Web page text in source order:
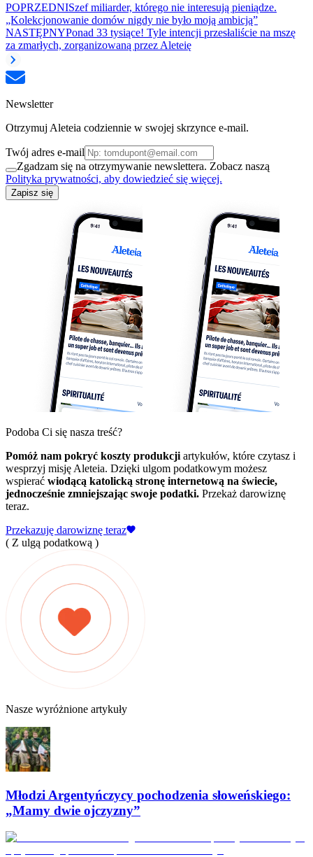
POPRZEDNISzef miliarder, którego nie interesują pieniądze.
„Kolekcjonowanie domów nigdy nie było moją ambicją”
NASTĘPNYPonad 33 tysiące! Tyle intencji przesłaliście na mszę
za zmarłych, zorganizowaną przez Aleteię
Newsletter
Otrzymuj Aleteia codziennie w swojej skrzynce e-mail.
Twój adres e-mail
Zgadzam się na otrzymywanie newslettera. Zobacz naszą
Polityka prywatności, aby dowiedzieć się więcej.
Zapisz się
Podoba Ci się nasza treść?
Pomóż nam pokryć koszty produkcji artykułów, które czytasz i
wesprzyj misję Aleteia. Dzięki ulgom podatkowym możesz
wspierać wiodącą katolicką stronę internetową na świecie,
jednocześnie zmniejszając swoje podatki. Przekaż darowiznę
teraz.
Przekazuję darowiznę teraz
( Z ulgą podatkową )
Nasze wyróżnione artykuły
Młodzi Argentyńczycy pochodzenia słoweńskiego:
„Mamy dwie ojczyzny”